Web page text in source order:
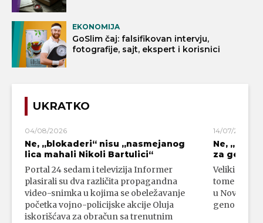
EKONOMIJA
GoSlim čaj: falsifikovan intervju,
fotografije, sajt, ekspert i korisnici
UKRATKO
04/08/2026
Ne, „blokaderi“ nisu „nasmejanog
lica mahali Nikoli Bartulici“
Portal 24 sedam i televizija Informer
plasirali su dva različita propagandna
video-snimka u kojima se obeležavanje
početka vojno-policijske akcije Oluja
iskorišćava za obračun sa trenutnim
14/07/2026
Ne,
za
Veliki broj
tome da su
u Novom
genocidni